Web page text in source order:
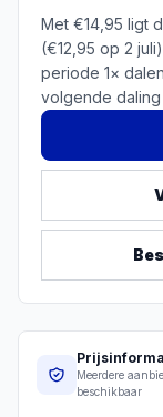
Met €14,95 ligt
(€12,95 op 2
periode 1×
volgende
Meerdere
beschikbaar